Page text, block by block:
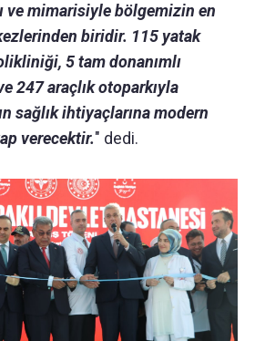
ve mimarisiyle bölgemizin en
biridir. 115 yatak
5 tam donanımlı
247 araçlık otoparkıyla
sağlık ihtiyaçlarına modern
verecektir." dedi.